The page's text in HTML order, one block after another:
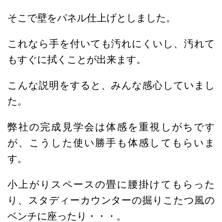
そこで壁をパネル仕上げとしました。
これなら手を付いても汚れにくいし、汚れて
もすぐに拭くことが出来ます。
こんな説明をすると、みんな感心していまし
た。
弊社の完成見学会は体感を重視しがちです
が、こうした使い勝手も体感してもらいま
す。
小上がりスペースの畳に腰掛けてもらった
り、スタディーカウンターの掘りこたつ風の
ベンチに座ったり・・・。